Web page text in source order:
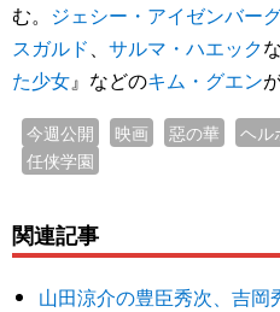
む。 ジェシー・アイゼンバー
スガルド、 サルマ・ハエック
た少女』などのキム・グエン
今週公開 映画 惡の華 ヘル
任侠学園
関連記事
山田涼介の豊臣秀次、吉